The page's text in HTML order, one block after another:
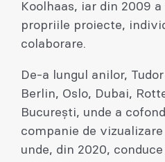
Koolhaas, iar din 2009
propriile proiecte,
colaborare.
De-a lungul anilor,
Berlin, Oslo, Dubai,
București, unde a
companie de
unde, din 2020,